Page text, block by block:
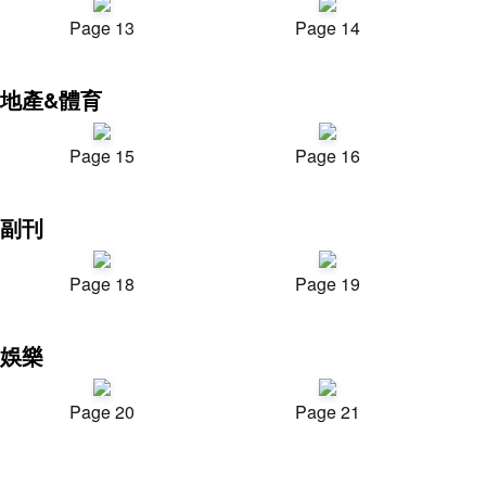
Page 13 Page 14
地產&體育
Page 15 Page 16
副刊
Page 18 Page 19
娛樂
Page 20 Page 21